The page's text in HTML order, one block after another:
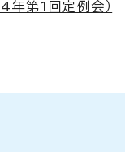
年第1回定例会）